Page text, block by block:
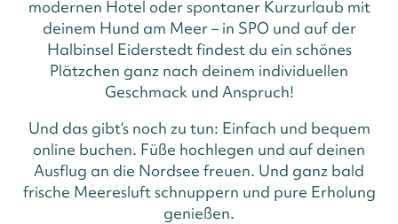
modernen Hotel oder spontaner Kurzurlaub mit
deinem Hund am Meer – in SPO und auf der
Halbinsel Eiderstedt findest du ein schönes
Plätzchen ganz nach deinem individuellen
Geschmack und Anspruch!
Und das gibt‘s noch zu tun: Einfach und bequem
online buchen. Füße hochlegen und auf deinen
Ausflug an die Nordsee freuen. Und ganz bald
frische Meeresluft schnuppern und pure Erholung
genießen.